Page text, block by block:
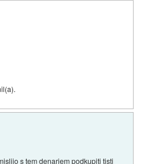
s tem denarjem podkupiti tisti